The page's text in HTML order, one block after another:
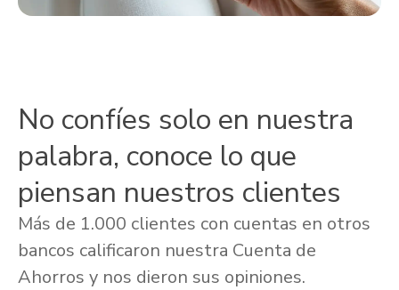
No confíes solo en nuestra
palabra, conoce lo que
piensan nuestros clientes
Más de 1.000 clientes con cuentas en otros
bancos calificaron nuestra Cuenta de
Ahorros y nos dieron sus opiniones.